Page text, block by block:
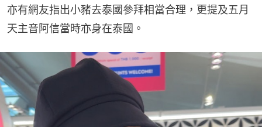
亦有網友指出小豬去泰國參拜相當合理，更提及五月
天主音阿信當時亦身在泰國。